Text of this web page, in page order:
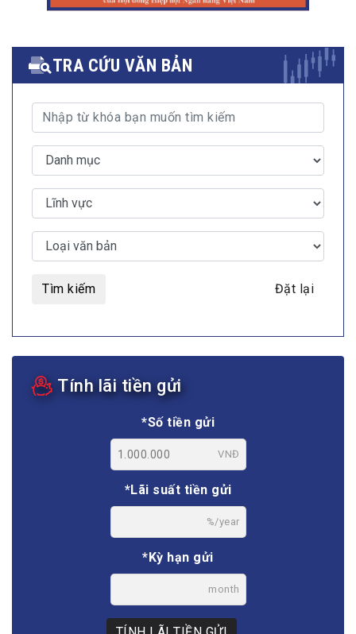
TRA CỨU VĂN BẢN
Tìm kiếm Đặt lại
Tính lãi tiền gửi
*Số tiền gửi
VNĐ
*Lãi suất tiền gửi
%/year
*Kỳ hạn gửi
month